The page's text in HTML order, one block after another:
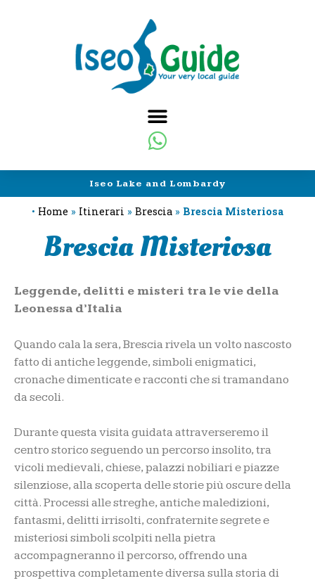
Iseo Lake and Lombardy
• Home » Itinerari » Brescia » Brescia Misteriosa
Brescia Misteriosa
Leggende, delitti e misteri tra le vie della
Leonessa d’Italia
Quando cala la sera, Brescia rivela un volto nascosto
fatto di antiche leggende, simboli enigmatici,
cronache dimenticate e racconti che si tramandano
da secoli.
Durante questa visita guidata attraverseremo il
centro storico seguendo un percorso insolito, tra
vicoli medievali, chiese, palazzi nobiliari e piazze
silenziose, alla scoperta delle storie più oscure della
città. Processi alle streghe, antiche maledizioni,
fantasmi, delitti irrisolti, confraternite segrete e
misteriosi simboli scolpiti nella pietra
accompagneranno il percorso, offrendo una
prospettiva completamente diversa sulla storia di